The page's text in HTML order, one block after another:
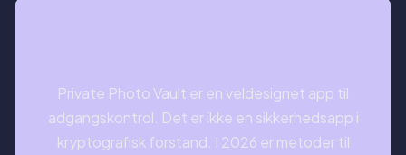
Private Photo Vault er en veldesignet app til
adgangskontrol. Det er ikke en sikkerhedsapp i
kryptografisk forstand. I 2026 er metoder til